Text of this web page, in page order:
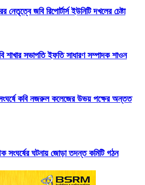
জবি রিপোর্টার্স ইউনিটি দখলের চেষ্টা
শাখার সভাপতি ইফতি সাধারণ সম্পাদক শাওন
কবি নজরুল কলেজের উভয় পক্ষের অন্তত
সংঘর্ষের ঘটনায় জোড়া তদন্ত কমিটি গঠন